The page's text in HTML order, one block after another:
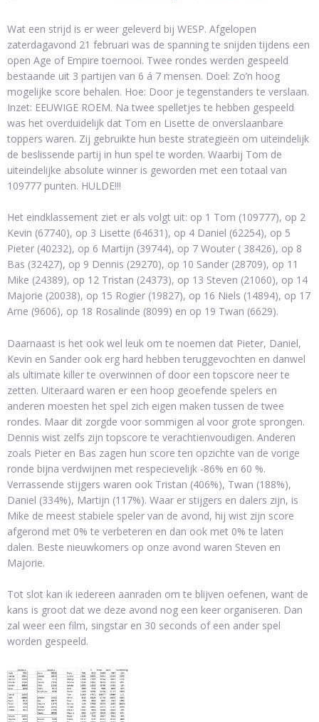
Wat een strijd is er weer geleverd bij WESP. Afgelopen
zaterdagavond 21 februari was de spanning te snijden tijdens een
open Age of Empire toernooi. Twee rondes werden gespeeld
bestaande uit 3 partijen van 6 á 7 mensen. Doel: Zo’n hoog
mogelijke score behalen. Hoe: Door je tegenstanders te verslaan.
Inzet: EEUWIGE ROEM. Na twee spelletjes te hebben gespeeld
was het overduidelijk dat Tom en Lisette de onverslaanbare
toppers waren. Zij gebruikte hun beste strategieën om uiteindelijk
de beslissende partij in hun spel te worden. Waarbij Tom de
uiteindelijke absolute winner is geworden met een totaal van
109777 punten. HULDE!!!
Het eindklassement ziet er als volgt uit: op 1 Tom (109777), op 2
Kevin (67740), op 3 Lisette (64631), op 4 Daniel (62254), op 5
Pieter (40232), op 6 Martijn (39744), op 7 Wouter ( 38426), op 8
Bas (32427), op 9 Dennis (29270), op 10 Sander (28709), op 11
Mike (24389), op 12 Tristan (24373), op 13 Steven (21060), op 14
Majorie (20038), op 15 Rogier (19827), op 16 Niels (14894), op 17
Arne (9606), op 18 Rosalinde (8099) en op 19 Twan (6629).
Daarnaast is het ook wel leuk om te noemen dat Pieter, Daniel,
Kevin en Sander ook erg hard hebben teruggevochten en danwel
als ultimate killer te overwinnen of door een topscore neer te
zetten. Uiteraard waren er een hoop geoefende spelers en
anderen moesten het spel zich eigen maken tussen de twee
rondes. Maar dit zorgde voor sommigen al voor grote sprongen.
Dennis wist zelfs zijn topscore te verachtienvoudigen. Anderen
zoals Pieter en Bas zagen hun score ten opzichte van de vorige
ronde bijna verdwijnen met respecievelijk -86% en 60 %.
Verrassende stijgers waren ook Tristan (406%), Twan (188%),
Daniel (334%), Martijn (117%). Waar er stijgers en dalers zijn, is
Mike de meest stabiele speler van de avond, hij wist zijn score
afgerond met 0% te verbeteren en dan ook met 0% te laten
dalen. Beste nieuwkomers op onze avond waren Steven en
Majorie.
Tot slot kan ik iedereen aanraden om te blijven oefenen, want de
kans is groot dat we deze avond nog een keer organiseren. Dan
zal weer een film, singstar en 30 seconds of een ander spel
worden gespeeld.